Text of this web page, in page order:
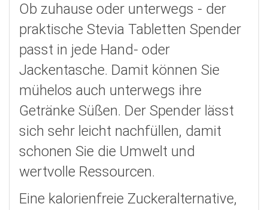
Ob zuhause oder unterwegs - der
praktische Stevia Tabletten Spender
passt in jede Hand- oder
Jackentasche. Damit können Sie
mühelos auch unterwegs ihre
Getränke Süßen. Der Spender lässt
sich sehr leicht nachfüllen, damit
schonen Sie die Umwelt und
wertvolle Ressourcen.
Eine kalorienfreie Zuckeralternative,